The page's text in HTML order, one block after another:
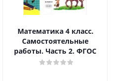
Математика 4 класс.
Самостоятельные
работы. Часть 2. ФГОС